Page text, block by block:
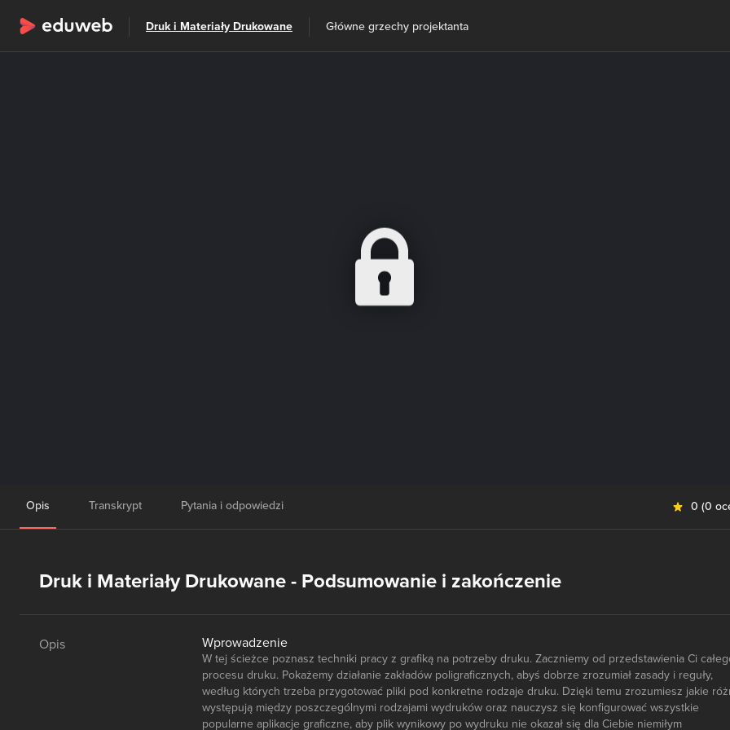
Wszystkie kategorie Szkolenia
Druk i Materiały Drukowane Główne grzechy projektanta
Opis Transkrypt Pytania i odpowiedzi 0 (0
Druk i Materiały Drukowane - Podsumowanie i zakończenie
Opis Wprowadzenie
W tej ścieżce poznasz techniki pracy z grafiką na potrzeby druku. Zaczniemy od przedstawienia Ci
procesu druku. Pokażemy działanie zakładów poligraficznych, abyś dobrze zrozumiał zasady i reguły,
według których trzeba przygotować pliki pod konkretne rodzaje druku. Dzięki temu zrozumiesz jakie
występują między poszczególnymi rodzajami wydruków oraz nauczysz się konfigurować wszystkie
popularne aplikacje graficzne, aby plik wynikowy po wydruku nie okazał się dla Ciebie niemiłym